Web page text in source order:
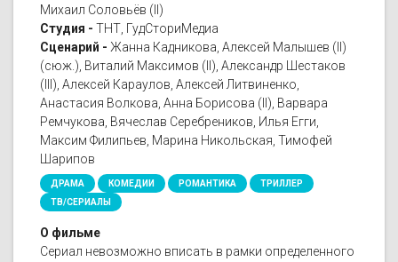
Михаил Соловьёв (II)
Студия - ТНТ, ГудСториМедиа
Сценарий - Жанна Кадникова, Алексей Малышев (II)
(сюж.), Виталий Максимов (II), Александр Шестаков
(III), Алексей Караулов, Алексей Литвиненко,
Анастасия Волкова, Анна Борисова (II), Варвара
Ремчукова, Вячеслав Серебреников, Илья Егги,
Максим Филипьев, Марина Никольская, Тимофей
Шарипов
ДРАМА КОМЕДИИ РОМАНТИКА
ТРИЛЛЕР
ТВ/СЕРИАЛЫ
О фильме
Сериал невозможно вписать в рамки определенного